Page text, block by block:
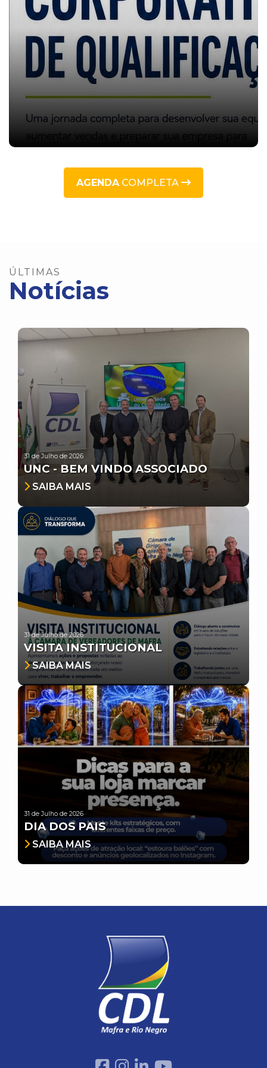
AGENDACOMPLETA
ÚLTIMAS
Notícias
31 de Julho de 2026
UNC - BEM VINDO ASSOCIADO
SAIBA MAIS
31 de Julho de 2026
VISITA INSTITUCIONAL
SAIBA MAIS
31 de Julho de 2026
DIA DOS PAIS
SAIBA MAIS